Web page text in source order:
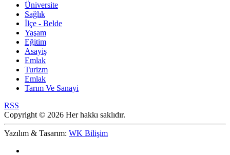
Üniversite
Sağlık
İlçe - Belde
Yaşam
Eğitim
Asayiş
Emlak
Turizm
Emlak
Tarım Ve Sanayi
RSS
Copyright © 2026 Her hakkı saklıdır.
Yazılım & Tasarım: WK Bilişim